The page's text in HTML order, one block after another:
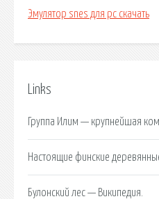
Эмулятор snes для pc скачать
Links
Группа Илим — крупнейшая
Настоящие финские
Булонский лес — Википедия.